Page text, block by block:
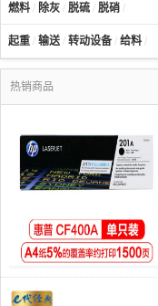
燃料 / 除灰 / 脱硫 / 脱硝 /
起重 / 输送/ 转动设备 / 给料 /
热销商品